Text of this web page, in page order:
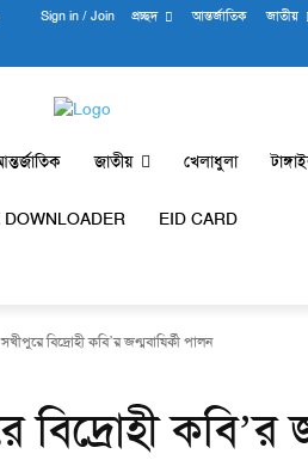
Sign in / Join প্রচ্ছদ আন্তর্জাতিক জাতীয়
জাতীয় খেলাধুলা
EID CARD
সখীপুরে বিদ্রোহী কবি’র জন্মবাষির্কী পালন
বিদ্রোহী কবি’র